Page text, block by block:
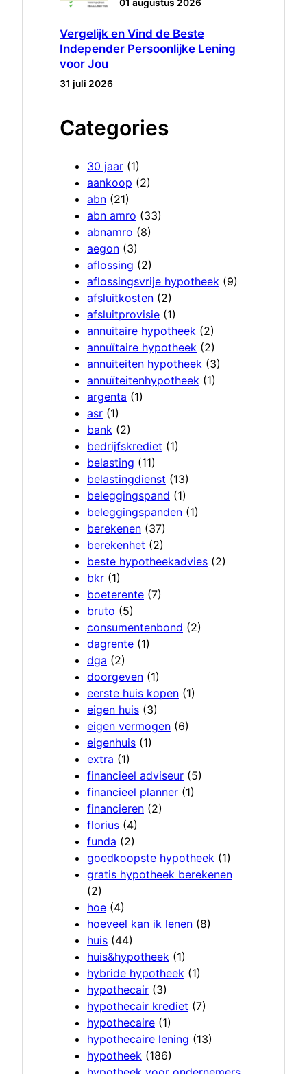
01 augustus 2026
Vergelijk en Vind de Beste
Independer Persoonlijke Lening
voor Jou
31 juli 2026
Categories
30 jaar (1)
aankoop (2)
abn (21)
abn amro (33)
abnamro (8)
aegon (3)
aflossing (2)
aflossingsvrije hypotheek (9)
afsluitkosten (2)
afsluitprovisie (1)
annuitaire hypotheek (2)
annuïtaire hypotheek (2)
annuiteiten hypotheek (3)
annuïteitenhypotheek (1)
argenta (1)
asr (1)
bank (2)
bedrijfskrediet (1)
belasting (11)
belastingdienst (13)
beleggingspand (1)
beleggingspanden (1)
berekenen (37)
berekenhet (2)
beste hypotheekadvies (2)
bkr (1)
boeterente (7)
bruto (5)
consumentenbond (2)
dagrente (1)
dga (2)
doorgeven (1)
eerste huis kopen (1)
eigen huis (3)
eigen vermogen (6)
eigenhuis (1)
extra (1)
financieel adviseur (5)
financieel planner (1)
financieren (2)
florius (4)
funda (2)
goedkoopste hypotheek (1)
gratis hypotheek berekenen
(2)
hoe (4)
hoeveel kan ik lenen (8)
huis (44)
huis&hypotheek (1)
hybride hypotheek (1)
hypothecair (3)
hypothecair krediet (7)
hypothecaire (1)
hypothecaire lening (13)
hypotheek (186)